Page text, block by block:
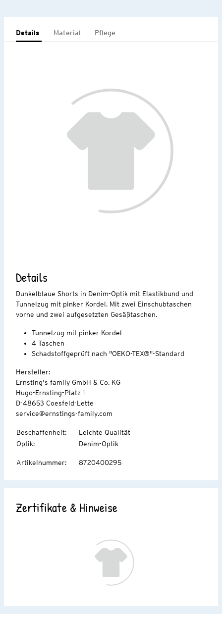
Details Material Pflege
Details
Dunkelblaue Shorts in Denim-Optik mit Elastikbund und
Tunnelzug mit pinker Kordel. Mit zwei Einschubtaschen
vorne und zwei aufgesetzten Gesäßtaschen.
Tunnelzug mit pinker Kordel
4 Taschen
Schadstoffgeprüft nach "OEKO-TEX®"-Standard
Hersteller:
Ernsting's family GmbH & Co. KG
Hugo-Ernsting-Platz 1
D-48653 Coesfeld-Lette
service@ernstings-family.com
Beschaffenheit:
Leichte Qualität
Optik: Denim-Optik
Artikelnummer: 8720400295
Zertifikate & Hinweise